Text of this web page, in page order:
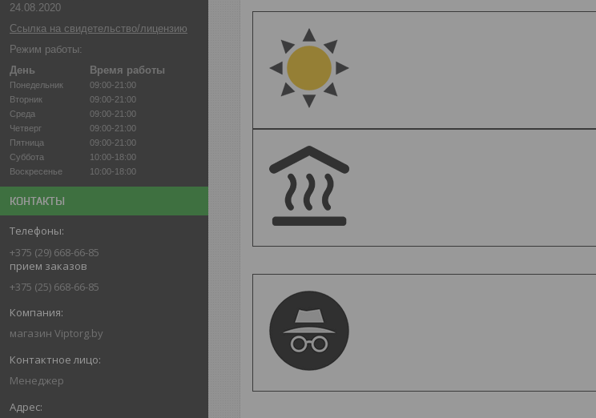
24.08.2020
Ссылка на свидетельство/лицензию
Режим работы:
День
Время работы
Понедельник
09:00-21:00
Вторник
09:00-21:00
Среда
09:00-21:00
Четверг
09:00-21:00
Пятница
09:00-21:00
Суббота
10:00-18:00
Воскресенье
10:00-18:00
КОНТАКТЫ
+375 (29) 668-66-85
прием заказов
+375 (25) 668-66-85
магазин Viptorg.by
Менеджер